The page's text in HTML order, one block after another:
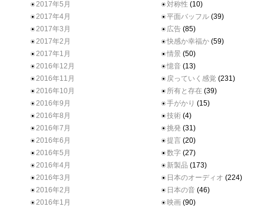
2017年5月
2017年4月
2017年3月
2017年2月
2017年1月
2016年12月
2016年11月
2016年10月
2016年9月
2016年8月
2016年7月
2016年6月
2016年5月
2016年4月
2016年3月
2016年2月
2016年1月
対称性 (10)
平面バッフル (39)
広告 (85)
快感か幸福か (59)
情景 (50)
憶音 (13)
戻っていく感覚 (231)
所有と存在 (39)
手がかり (15)
技術 (4)
挑発 (31)
提言 (20)
数字 (27)
新製品 (173)
日本のオーディオ (224)
日本の音 (46)
映画 (90)